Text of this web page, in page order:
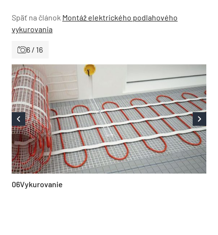
Späť na článok Montáž elektrického podlahového
vykurovania
6 / 16
06Vykurovanie